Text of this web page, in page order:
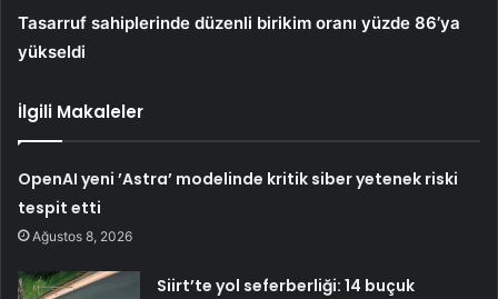
Tasarruf sahiplerinde düzenli birikim oranı yüzde 86’ya
yükseldi
İlgili Makaleler
OpenAI yeni ’Astra’ modelinde kritik siber yetenek riski
tespit etti
Ağustos 8, 2026
Siirt’te yol seferberliği: 14 buçuk